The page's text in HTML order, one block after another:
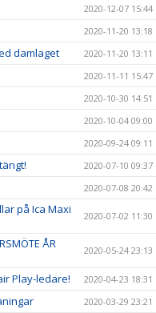
2020-12-07 15:44
2020-11-20 13:18
damlaget 2020-11-20 13:11
2020-11-11 15:47
2020-10-30 14:51
2020-10-04 09:00
2020-09-24 09:11
2020-07-10 09:37
2020-07-08 20:42
på Ica Maxi
2020-07-02 11:30
ÅR
2020-05-24 23:13
Play-ledare! 2020-04-23 18:31
2020-03-29 23:21